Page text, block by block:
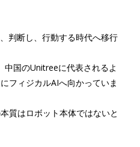
判断し、行動する時代へ移行
国のUnitreeに代表されるよ
フィジカルAIへ向かっていま
質はロボット本体ではないと